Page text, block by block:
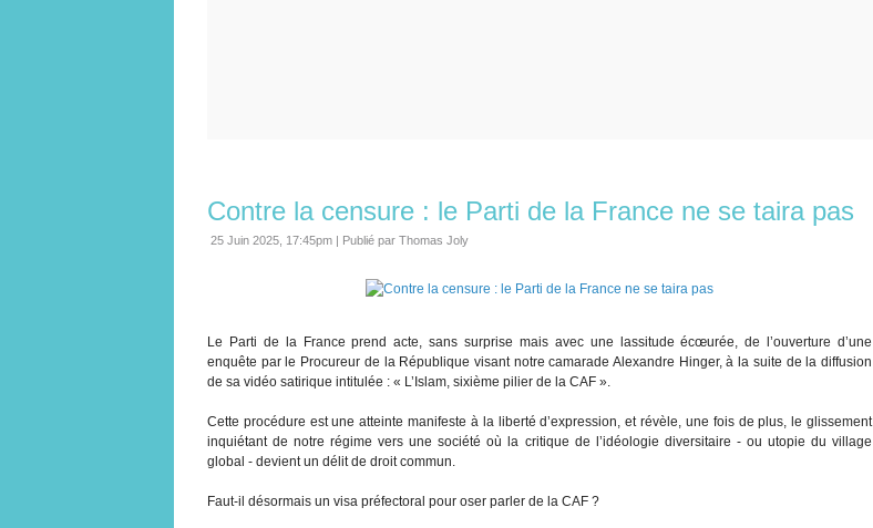
Contre la censure : le Parti de la France ne se taira pas
25 Juin 2025, 17:45pm | Publié par Thomas Joly
Le Parti de la France prend acte, sans surprise mais avec une lassitude écœurée, de l’ouverture d’une
enquête par le Procureur de la République visant notre camarade Alexandre Hinger, à la suite de la diffusion
de sa vidéo satirique intitulée : « L’Islam, sixième pilier de la CAF ».
Cette procédure est une atteinte manifeste à la liberté d’expression, et révèle, une fois de plus, le glissement
inquiétant de notre régime vers une société où la critique de l’idéologie diversitaire - ou utopie du village
global - devient un délit de droit commun.
Faut-il désormais un visa préfectoral pour oser parler de la CAF ?